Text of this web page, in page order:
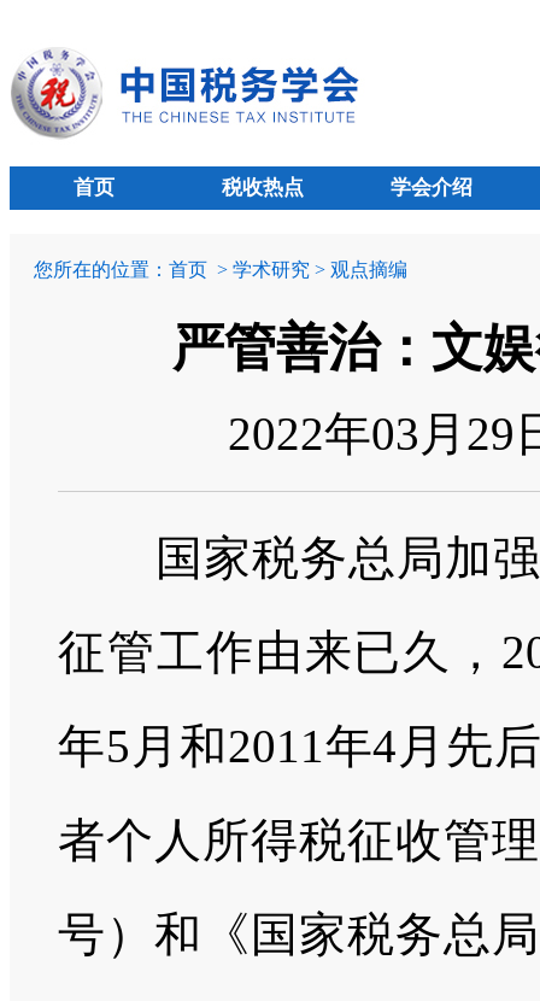
首页 税收热点 学会介绍
您所在的位置： 首页 > 学术研究 > 观点摘编
严管善治：文
2022年03月29
国家税务总局加强
征管工作由来已久，
年5月和2011年4月先
者个人所得税征收管
号）和《国家税务总